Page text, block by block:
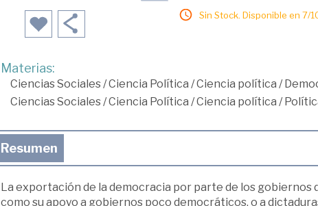
Sin Stock. Disponible en 7/
Materias:
Ciencias Sociales/Ciencia Política /Ciencia política /
Ciencias Sociales/Ciencia Política /Ciencia política /
Resumen
La exportación de la democracia por parte de los gobiernos
como su apoyo a gobiernos poco democráticos, o a